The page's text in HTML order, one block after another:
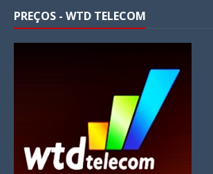
PREÇOS - WTD TELECOM